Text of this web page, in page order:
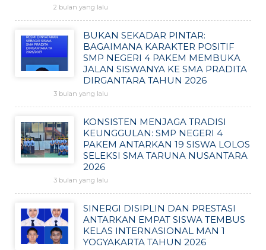
2 bulan yang lalu
BUKAN SEKADAR PINTAR:
BAGAIMANA KARAKTER POSITIF
SMP NEGERI 4 PAKEM MEMBUKA
JALAN SISWANYA KE SMA PRADITA
DIRGANTARA TAHUN 2026
3 bulan yang lalu
KONSISTEN MENJAGA TRADISI
KEUNGGULAN: SMP NEGERI 4
PAKEM ANTARKAN 19 SISWA LOLOS
SELEKSI SMA TARUNA NUSANTARA
2026
3 bulan yang lalu
SINERGI DISIPLIN DAN PRESTASI
ANTARKAN EMPAT SISWA TEMBUS
KELAS INTERNASIONAL MAN 1
YOGYAKARTA TAHUN 2026